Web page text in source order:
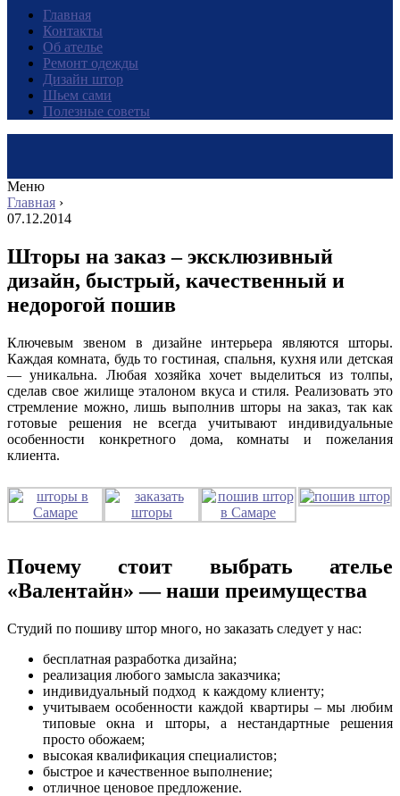
Главная
Контакты
Об ателье
Ремонт одежды
Дизайн штор
Шьем сами
Полезные советы
Меню
Главная ›
07.12.2014
Шторы на заказ – эксклюзивный
дизайн, быстрый, качественный и
недорогой пошив
Ключевым звеном в дизайне интерьера являются шторы.
Каждая комната, будь то гостиная, спальня, кухня или детская
— уникальна. Любая хозяйка хочет выделиться из толпы,
сделав свое жилище эталоном вкуса и стиля. Реализовать это
стремление можно, лишь выполнив шторы на заказ, так как
готовые решения не всегда учитывают индивидуальные
особенности конкретного дома, комнаты и пожелания
клиента.
Почему стоит выбрать ателье
«Валентайн» — наши преимущества
Студий по пошиву штор много, но заказать следует у нас:
бесплатная разработка дизайна;
реализация любого замысла заказчика;
индивидуальный подход к каждому клиенту;
учитываем особенности каждой квартиры – мы любим
типовые окна и шторы, а нестандартные решения
просто обожаем;
высокая квалификация специалистов;
быстрое и качественное выполнение;
отличное ценовое предложение.